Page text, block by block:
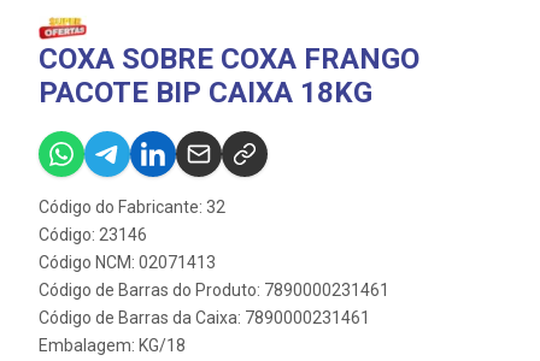
COXA SOBRE COXA FRANGO
PACOTE BIP CAIXA 18KG
Código do Fabricante: 32
Código: 23146
Código NCM: 02071413
Código de Barras do Produto: 7890000231461
Código de Barras da Caixa: 7890000231461
Embalagem: KG/18